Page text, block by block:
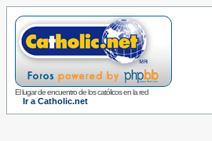
El lugar de encuentro de los católicos en la red
Ir a Catholic.net